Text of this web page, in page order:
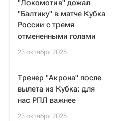
"Локомотив" дожал
"Балтику" в матче Кубка
России с тремя
отмененными голами
23 октября 2025
Тренер "Акрона" после
вылета из Кубка: для
нас РПЛ важнее
23 октября 2025